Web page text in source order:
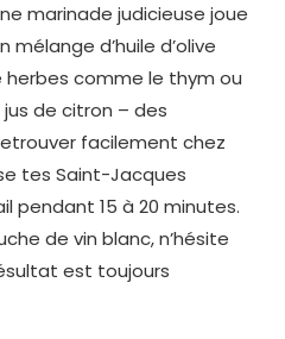
marinade judicieuse joue
mélange d’huile d’olive
herbes comme le thym ou
de citron – des
facilement chez
tes Saint-Jacques
pendant 15 à 20 minutes.
de vin blanc, n’hésite
est toujours